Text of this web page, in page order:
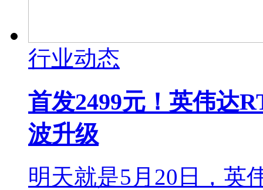
行业动态
首发2499元！英伟达
波升级
明天就是5月20日，英